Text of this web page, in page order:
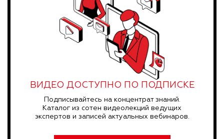
ВИДЕО ДОСТУПНО ПО ПОДПИСКЕ
Подписывайтесь на концентрат знаний.
Каталог из сотен видеолекций ведущих
экспертов и записей актуальных вебинаров.